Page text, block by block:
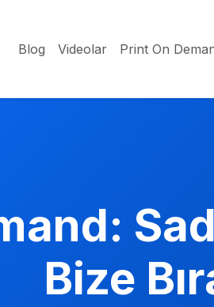
Blog Videolar Print On
Bize